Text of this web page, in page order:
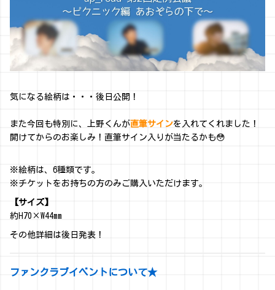
気になる絵柄は・・・後日公開！
また今回も特別に、上野くんが直筆サインを入れてくれました！
開けてからのお楽しみ！直筆サイン入りが当たるかも😳
※絵柄は、6種類です。
※チケットをお持ちの方のみご購入いただけます。
【サイズ】
約H70×W44mm
その他詳細は後日発表！
ファンクラブイベントについて★